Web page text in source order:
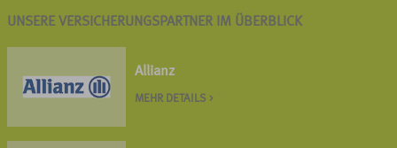
UNSERE VERSICHERUNGSPARTNER IM ÜBERBLICK
Allianz
MEHR DETAILS >